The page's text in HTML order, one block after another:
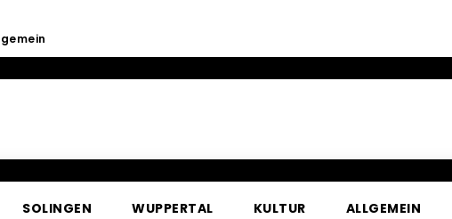
SOLINGEN WUPPERTAL KULTUR ALLGEMEIN